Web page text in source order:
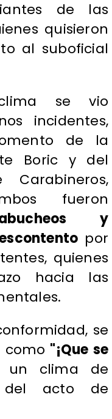
de las
quisieron
al suboficial
se vio
incidentes,
de la
Boric y del
fueron
y
por
quienes
hacia las
se
como "¡Que se
un clima de
del acto de